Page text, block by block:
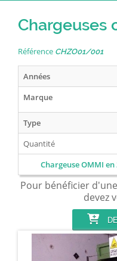
Chargeuses
Référence CHZO01/001
Années
Marque
Type
Quantité
Chargeuse OMMI
Pour bénéficier
devez